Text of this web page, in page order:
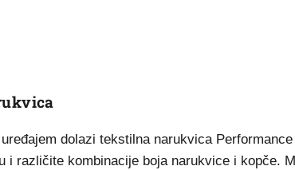
dolazi tekstilna narukvica
i različite kombinacije boja narukvice i kopče.